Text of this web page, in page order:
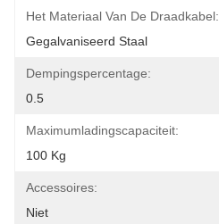
Het Materiaal Van De Draadkabel:
Gegalvaniseerd Staal
Dempingspercentage:
0.5
Maximumladingscapaciteit:
100 Kg
Accessoires:
Niet